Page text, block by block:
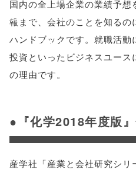
scrollbars=yes'
); return
false;"> シェア
国内の全上場企業の業績予
報まで、会社のことを知るの
ハンドブックです。就職活
投資といったビジネスユー
の理由です。
●『化学2018年度版
産学社「産業と会社研究シリ